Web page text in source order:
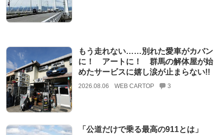
もう走れない……別れた愛車がカバン
に！ アートに！ 群馬の解体屋が始
めたサービスに嬉し涙が止まらない!!
2026.08.06 WEB CARTOP 3
「公道だけで乗る最高の911とは」